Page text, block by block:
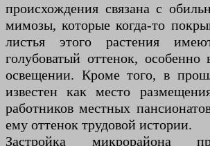
происхождения связана с
мимозы, которые когда-то
листья этого растения
голубоватый оттенок, особенно
освещении. Кроме того, в
известен как место
работников местных
ему оттенок трудовой истории.
Застройка микрорайона